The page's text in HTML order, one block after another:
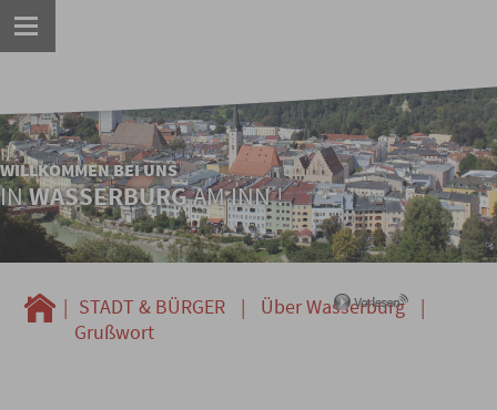
WILLKOMMEN BEI UNS
INWASSERBURGAM INN !
| STADT & BÜRGER | Über Wasserburg
|
Grußwort